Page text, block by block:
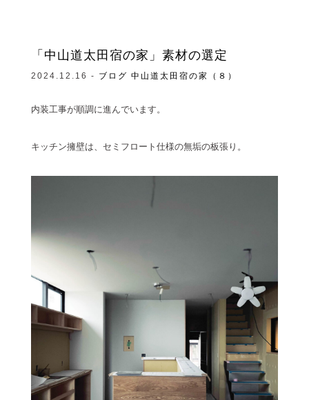
「中山道太田宿の家」素材の選定
2024.12.16 - ブログ 中山道太田宿の家（８）
内装工事が順調に進んでいます。
キッチン擁壁は、セミフロート仕様の無垢の板張り。